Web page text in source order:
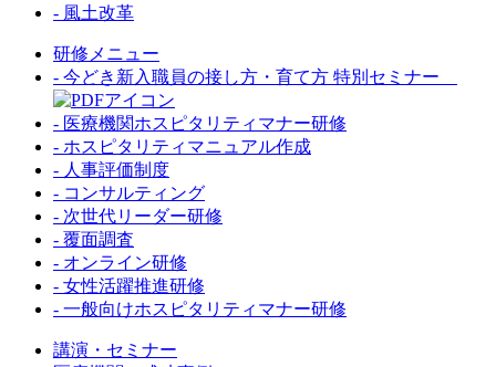
- 風土改革
研修メニュー
- 今どき新入職員の接し方・育て方 特別セミナー
- 医療機関ホスピタリティマナー研修
- ホスピタリティマニュアル作成
- 人事評価制度
- コンサルティング
- 次世代リーダー研修
- 覆面調査
- オンライン研修
- 女性活躍推進研修
- 一般向けホスピタリティマナー研修
講演・セミナー